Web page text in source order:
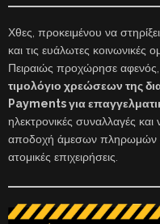
Χθες, προκειμένου να
και τις ευάλωτες κοινωνικές
Πειραιώς προχώρησε
τιμολόγιο χρεώσεων της
Payments για
ηλεκτρονικές συναλλαγές και
αποδοχή άμεσων πληρωμών
ατομικές επιχειρήσεις.